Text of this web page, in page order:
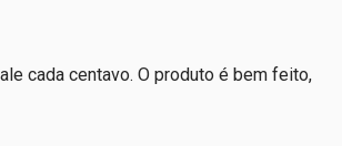
cada centavo. O produto é bem feito,